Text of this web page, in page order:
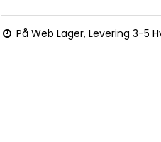
På Web Lager, Levering 3-5